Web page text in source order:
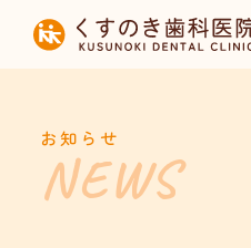
HOME
診療内容
お知らせ